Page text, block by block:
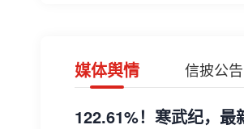
媒体舆情 信披公告
122.61%！寒武纪，最